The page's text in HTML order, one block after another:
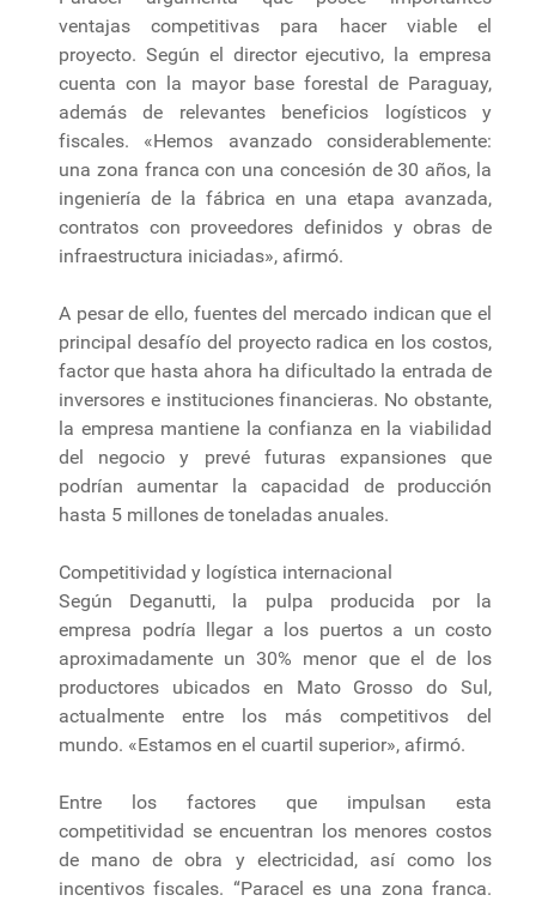
ventajas competitivas para hacer viable el
proyecto. Según el director ejecutivo, la empresa
cuenta con la mayor base forestal de Paraguay,
además de relevantes beneficios logísticos y
fiscales. «Hemos avanzado considerablemente:
una zona franca con una concesión de 30 años, la
ingeniería de la fábrica en una etapa avanzada,
contratos con proveedores definidos y obras de
infraestructura iniciadas», afirmó.
A pesar de ello, fuentes del mercado indican que el
principal desafío del proyecto radica en los costos,
factor que hasta ahora ha dificultado la entrada de
inversores e instituciones financieras. No obstante,
la empresa mantiene la confianza en la viabilidad
del negocio y prevé futuras expansiones que
podrían aumentar la capacidad de producción
hasta 5 millones de toneladas anuales.
Competitividad y logística internacional
Según Deganutti, la pulpa producida por la
empresa podría llegar a los puertos a un costo
aproximadamente un 30% menor que el de los
productores ubicados en Mato Grosso do Sul,
actualmente entre los más competitivos del
mundo. «Estamos en el cuartil superior», afirmó.
Entre los factores que impulsan esta
competitividad se encuentran los menores costos
de mano de obra y electricidad, así como los
incentivos fiscales. “Paracel es una zona franca.